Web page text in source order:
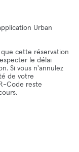
Urban
cette réservation
le délai
Si vous n'annulez
de votre
Code reste